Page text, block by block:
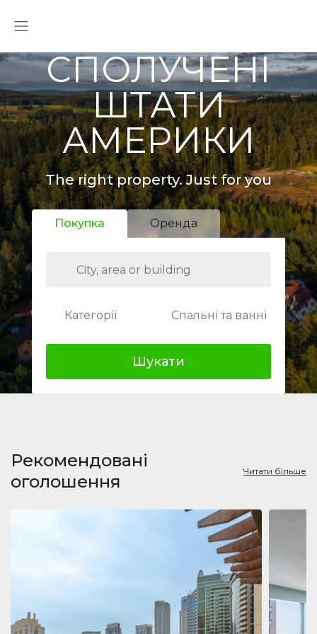
СПОЛУЧЕНІ
ШТАТИ
АМЕРИКИ
The right property. Just for you
Покупка Оренда
Категорії Спальні та ванні
Шукати
Рекомендовані
оголошення
Читати більше